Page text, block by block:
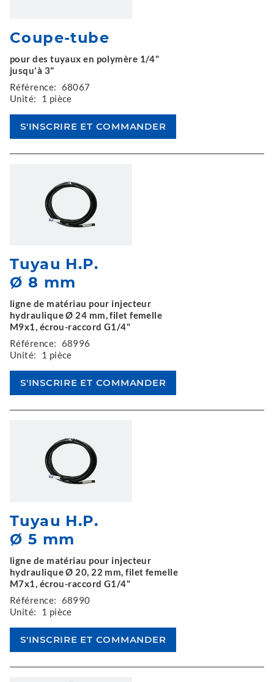
Coupe-tube
pour des tuyaux en polymère 1/4"
jusqu'à 3"
Référence: 68067
Unité:
1 pièce
Tuyau H.P.
Ø 8 mm
ligne de matériau pour injecteur
hydraulique Ø 24 mm, filet femelle
M9x1, écrou-raccord G1/4"
Référence: 68996
Unité:
1 pièce
Tuyau H.P.
Ø 5 mm
ligne de matériau pour injecteur
hydraulique Ø 20, 22 mm, filet femelle
M7x1, écrou-raccord G1/4"
Référence: 68990
Unité:
1 pièce